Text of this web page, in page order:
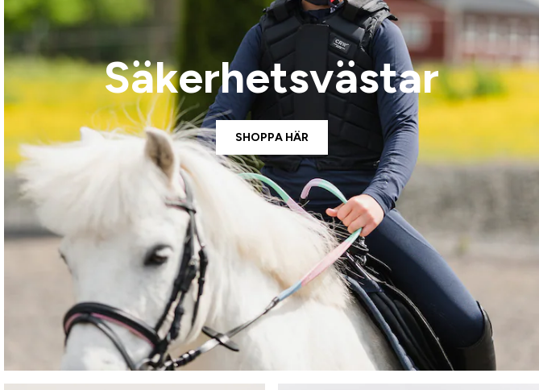
Säkerhetsvästar
SHOPPA HÄR